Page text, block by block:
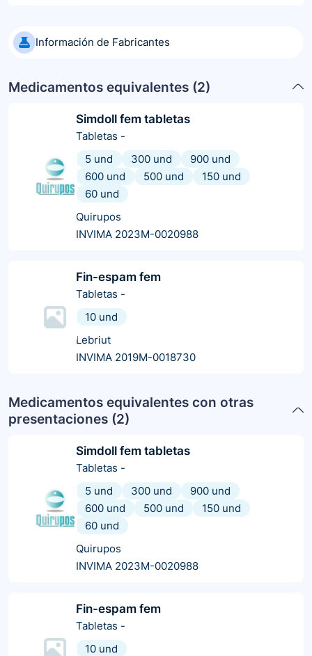
Información de Fabricantes
Medicamentos equivalentes (2)
Simdoll fem tabletas
Tabletas -
5 und
300 und
900 und
600 und
500 und
150 und
60 und
Quirupos
INVIMA 2023M-0020988
Fin-espam fem
Tabletas -
10 und
Lebriut
INVIMA 2019M-0018730
Medicamentos equivalentes con otras
presentaciones (2)
Simdoll fem tabletas
Tabletas -
5 und
300 und
900 und
600 und
500 und
150 und
60 und
Quirupos
INVIMA 2023M-0020988
Fin-espam fem
Tabletas -
10 und